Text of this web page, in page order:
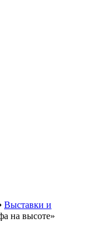
Выставки и
на высоте»